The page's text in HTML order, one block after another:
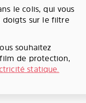
le colis, qui vous
doigts sur le filtre
souhaitez
de protection,
statique.